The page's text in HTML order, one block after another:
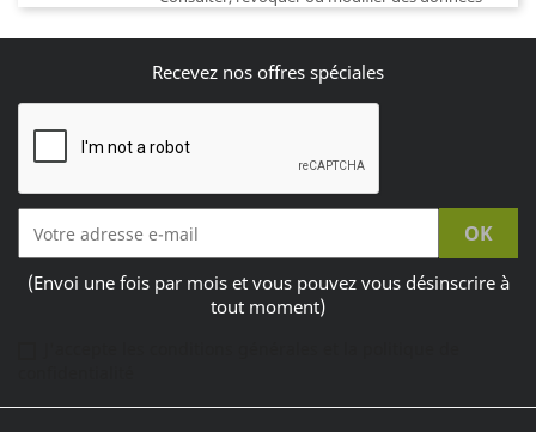
Recevez nos offres spéciales
(Envoi une fois par mois et vous pouvez vous désinscrire à
tout moment)